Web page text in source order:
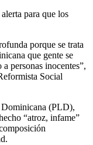
para que los
porque se trata
que gente se
personas inocentes”,
Social
Dominicana (PLD),
“atroz, infame”